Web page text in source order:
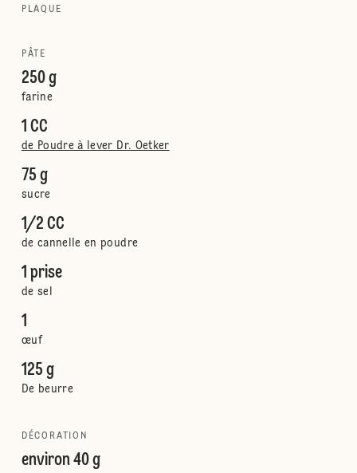
PLAQUE
PÂTE
250 g
farine
1 CC
de Poudre à lever Dr. Oetker
75 g
sucre
1/2 CC
de cannelle en poudre
1 prise
de sel
1
œuf
125 g
De beurre
DÉCORATION
environ 40 g